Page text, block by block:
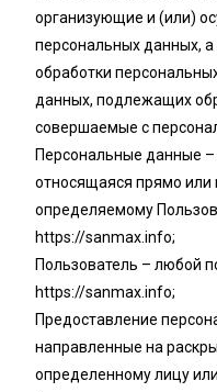
организующие и (или)
персональных данных,
обработки
данных, подлежащих
совершаемые с
Персональные данные
относящаяся прямо или
определяемому
https://sanmax.info;
Пользователь – любой
https://sanmax.info;
Предоставление
направленные на
определенному лицу